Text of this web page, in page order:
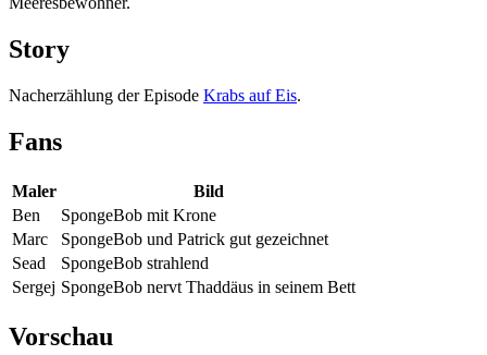
Story
Nacherzählung der Episode Krabs auf Eis.
Fans
Maler
Bild
Ben
SpongeBob mit Krone
Marc
SpongeBob und Patrick gut gezeichnet
Sead
SpongeBob strahlend
Sergej SpongeBob nervt Thaddäus in seinem Bett
Vorschau